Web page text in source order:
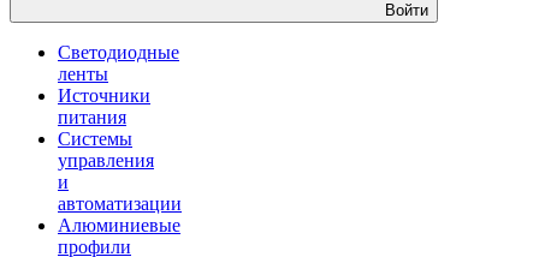
Войти
Светодиодные
ленты
Источники
питания
Системы
управления
и
автоматизации
Алюминиевые
профили